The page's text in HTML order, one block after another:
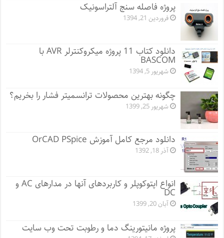
پروژه فاصله سنج آلتراسونیک
فروردین 21, 1394
دانلود کتاب 11 پروژه میکروکنترلر AVR با
BASCOM
شهریور 5, 1394
چگونه بهترین محصولات ترانسمیتر فشار را بخریم؟
شهریور 25, 1399
دانلود مرجع کامل آموزش OrCAD PSpice
آذر 18, 1392
انواع اپتوکوپلر و کاربردهای آنها در مدارهای AC و
DC
آبان 20, 1399
پروژه مانيتورينگ دما و رطوبت تحت وب سایت